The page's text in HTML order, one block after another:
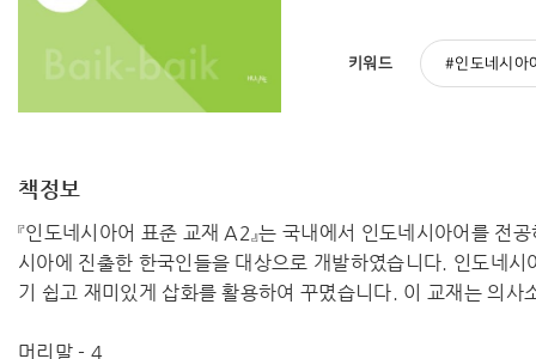
키워드 인도네시아
책정보
『인도네시아어 표준 교재 A2』는 국내에서 인도네시아어를
시아에 진출한 한국인들을 대상으로 개발하였습니다. 인도네
기 쉽고 재미있게 삽화를 활용하여 꾸몄습니다. 이 교재는 의
머리말 - 4